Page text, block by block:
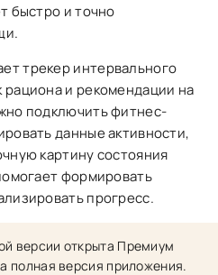
быстро и точно
трекер интервального
и рекомендации на
подключить фитнес-
данные активности,
картину состояния
формировать
прогресс.
версии открыта Премиум
полная версия приложения.